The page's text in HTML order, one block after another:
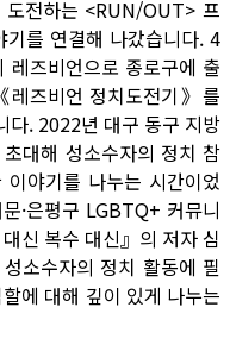
도전하는 <RUN/OUT> 프
를 연결해 나갔습니다. 4
즈비언으로 종로구에 출
레즈비언 정치도전기》를
다. 2022년 대구 동구 지방
대해 성소수자의 정치 참
야기를 나누는 시간이었
·은평구 LGBTQ+ 커뮤니
신 복수 대신』의 저자 심
소수자의 정치 활동에 필
에 대해 깊이 있게 나누는